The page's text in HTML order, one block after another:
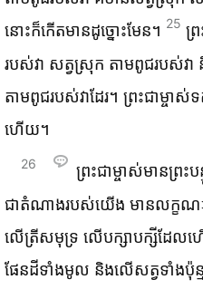
នោះ​ក៏​កើត​មាន​ដូច្នោះ​មែន។ 25 ព្
របស់​វា សត្វ​ស្រុក តាម​ពូជ​របស់​វា
តាម​ពូជ​របស់​វា​ដែរ។ ព្រះ‌ជាម្ចា
ហើយ។
26 ព្រះ‌ជាម្ចាស់​មាន​ព្រ
ជា​តំណាង​របស់​យើង មាន​លក្ខណ
លើ​ត្រី​សមុទ្រ លើ​បក្សា‌បក្សី​ដែល​
ផែនដី​ទាំង​មូល និង​លើ​សត្វ​ទាំង​ប៉ុ